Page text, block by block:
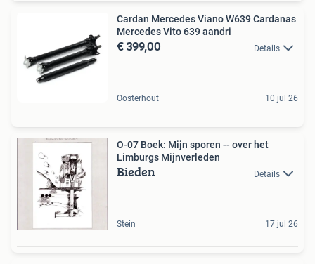
Cardan Mercedes Viano W639 Cardanas
Mercedes Vito 639 aandri
€ 399,00 Details
Oosterhout 10 jul 26
O-07 Boek: Mijn sporen -- over het
Limburgs Mijnverleden
Bieden Details
Stein 17 jul 26